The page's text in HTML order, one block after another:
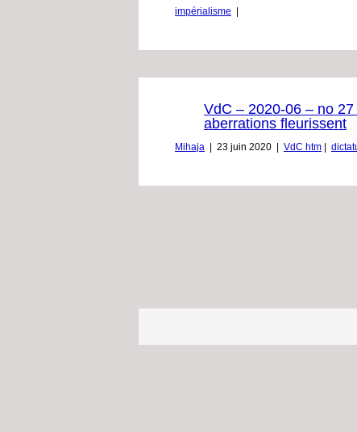
impérialisme
VdC – 2020-06 – no
aberrations fleurissent
Mihaja 23 juin 2020 VdC htm